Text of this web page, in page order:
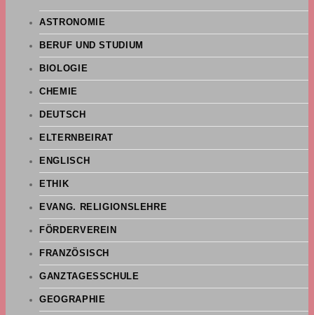
ASTRONOMIE
BERUF UND STUDIUM
BIOLOGIE
CHEMIE
DEUTSCH
ELTERNBEIRAT
ENGLISCH
ETHIK
EVANG. RELIGIONSLEHRE
FÖRDERVEREIN
FRANZÖSISCH
GANZTAGESSCHULE
GEOGRAPHIE